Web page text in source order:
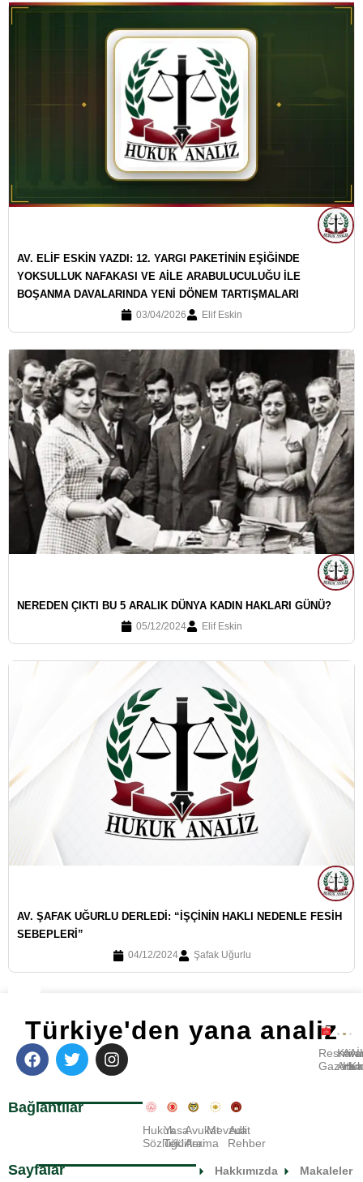
AV. ELİF ESKİN YAZDI: 12. YARGI PAKETİNİN EŞİĞİNDE
YOKSULLUK NAFAKASI VE AİLE ARABULUCULUĞU İLE
BOŞANMA DAVALARINDA YENİ DÖNEM TARTIŞMALARI
03/04/2026 Elif Eskin
NEREDEN ÇIKTI BU 5 ARALIK DÜNYA KADIN HAKLARI GÜNÜ?
05/12/2024 Elif Eskin
AV. ŞAFAK UĞURLU DERLEDI: “İŞÇININ HAKLI NEDENLE FESIH
SEBEPLERI”
04/12/2024 Şafak Uğurlu
Türkiye'den yana analiz
Bağlantılar
Hukuk
Sözlüğü
Yasa
Teklifleri
Avukat
Arama
Mevzuat
Adli
Rehber
Resmi
Gazete
Sayfalar
Hakkımızda
Makaleler